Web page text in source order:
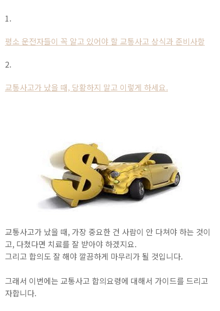
1.
평소 운전자들이 꼭 알고 있어야 할 교통사고 상식과 준비사항
2.
교통사고가 났을 때, 당황하지 말고 이렇게 하세요.
교통사고가 났을 때, 가장 중요한 건 사람이 안 다쳐야 하는 것이
고, 다쳤다면 치료를 잘 받아야 하겠지요.
그리고 합의도 잘 해야 깔끔하게 마무리가 될 것입니다.
그래서 이번에는 교통사고 합의요령에 대해서 가이드를 드리고
자합니다.